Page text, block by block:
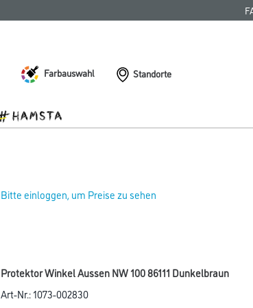
Farbauswahl Standorte
Bitte einloggen, um Preise zu sehen
Protektor Winkel Aussen NW 100 86111 Dunkelbraun
Art-Nr.:1073-002830